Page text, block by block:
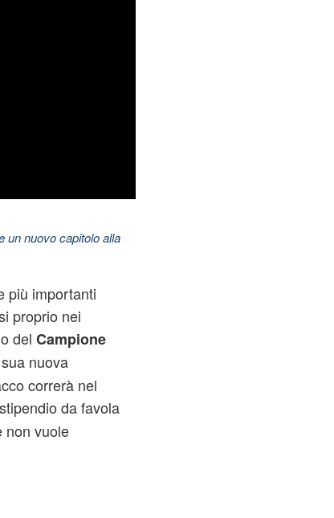
un nuovo capitolo alla
più importanti
proprio nei
del Campione
nuova
correrà nel
da favola
non vuole